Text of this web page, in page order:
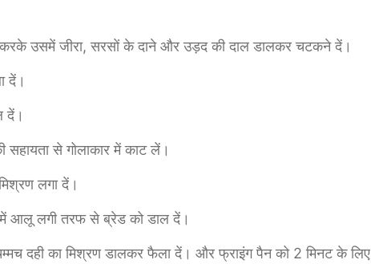
उसमें जीरा, सरसों के दाने और उड़द की दाल डालकर चटकने दें।
दें।
दें।
सहायता से गोलाकार में काट लें।
लगा दें।
आलू लगी तरफ से ब्रेड को डाल दें।
दही का मिश्रण डालकर फैला दें। और फ्राइंग पैन को 2 मिनट के लिए